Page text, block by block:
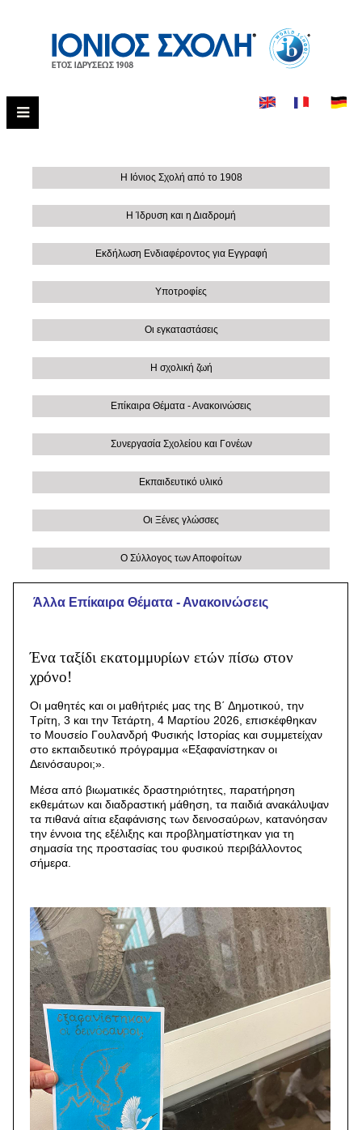
Η Ιόνιος Σχολή από το 1908
Η Ίδρυση και η Διαδρομή
Εκδήλωση Ενδιαφέροντος για Εγγραφή
Υποτροφίες
Οι εγκαταστάσεις
Η σχολική ζωή
Επίκαιρα Θέματα - Ανακοινώσεις
Συνεργασία Σχολείου και Γονέων
Εκπαιδευτικό υλικό
Οι Ξένες γλώσσες
Ο Σύλλογος των Αποφοίτων
Άλλα Eπίκαιρα Θέματα - Ανακοινώσεις
Ένα ταξίδι εκατομμυρίων ετών πίσω στον
χρόνο!
Οι μαθητές και οι μαθήτριές μας της Β΄ Δημοτικού, την
Τρίτη, 3 και την Τετάρτη, 4 Μαρτίου 2026, επισκέφθηκαν
το Μουσείο Γουλανδρή Φυσικής Ιστορίας και συμμετείχαν
στο εκπαιδευτικό πρόγραμμα «Εξαφανίστηκαν οι
Δεινόσαυροι;».
Μέσα από βιωματικές δραστηριότητες, παρατήρηση
εκθεμάτων και διαδραστική μάθηση, τα παιδιά ανακάλυψαν
τα πιθανά αίτια εξαφάνισης των δεινοσαύρων, κατανόησαν
την έννοια της εξέλιξης και προβληματίστηκαν για τη
σημασία της προστασίας του φυσικού περιβάλλοντος
σήμερα.